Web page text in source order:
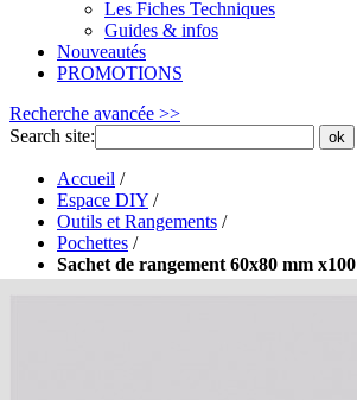
Les Fiches Techniques
Guides & infos
Nouveautés
PROMOTIONS
Recherche avancée >>
Search site:
ok
Accueil /
Espace DIY /
Outils et Rangements /
Pochettes /
Sachet de rangement 60x80 mm x100